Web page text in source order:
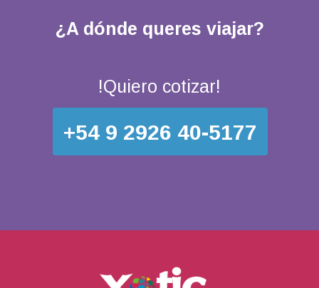
¿A dónde queres viajar?
!Quiero cotizar!
+54 9 2926 40-5177